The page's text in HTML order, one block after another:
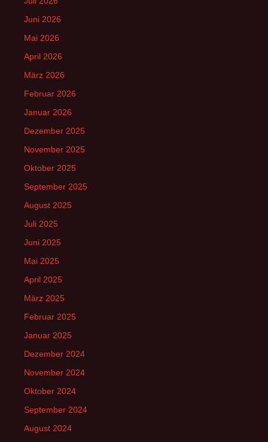
Juni 2026
Mai 2026
April 2026
März 2026
Februar 2026
Januar 2026
Dezember 2025
November 2025
Oktober 2025
September 2025
August 2025
Juli 2025
Juni 2025
Mai 2025
April 2025
März 2025
Februar 2025
Januar 2025
Dezember 2024
November 2024
Oktober 2024
September 2024
August 2024